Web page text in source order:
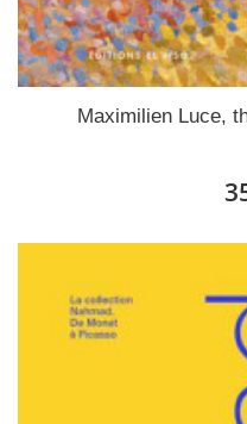
Maximilien Luce,